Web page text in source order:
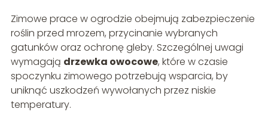
Zimowe prace w ogrodzie obejmują zabezpieczenie
roślin przed mrozem, przycinanie wybranych
gatunków oraz ochronę gleby. Szczególnej uwagi
wymagają drzewka owocowe, które w czasie
spoczynku zimowego potrzebują wsparcia, by
uniknąć uszkodzeń wywołanych przez niskie
temperatury.